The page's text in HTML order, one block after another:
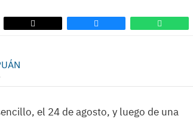
el 24 de agosto, y luego de una